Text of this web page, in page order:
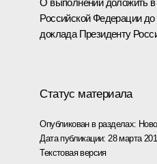
О выполнении доложить
Российской Федерации до
доклада Президенту
Статус материала
Опубликован в разделах:
Дата публикации: 28 марта
Текстовая версия